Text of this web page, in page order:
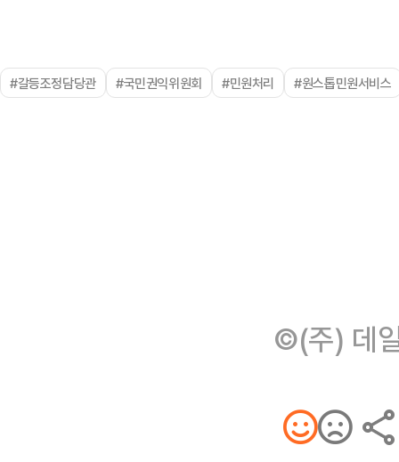
#갈등조정담당관 #국민권익위원회 #민원처리 #원스톱민원서비스
©(주) 데